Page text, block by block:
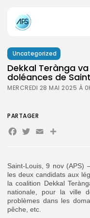
Uncategorized
Dekkal Terànga
doléances de
MERCREDI 28 MAI 2025 À
Saint-Louis, 9 nov (APS)
les deux candidats aux
la coalition Dekkal
nationale, pour la ville
problèmes dans les
pêche, etc.
PARTAGER
Facebook
Twitter
Email